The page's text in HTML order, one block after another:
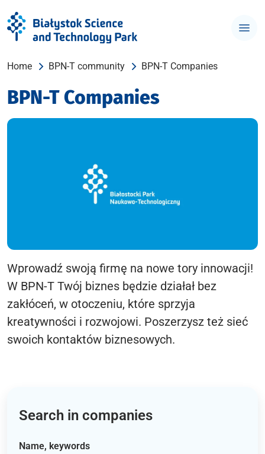
Home BPN-T community BPN-T Companies
BPN-T Companies
Wprowadź swoją firmę na nowe tory innowacji!
W BPN-T Twój biznes będzie działał bez
zakłóceń, w otoczeniu, które sprzyja
kreatywności i rozwojowi. Poszerzysz też sieć
swoich kontaktów biznesowych.
Search in companies
Name, keywords